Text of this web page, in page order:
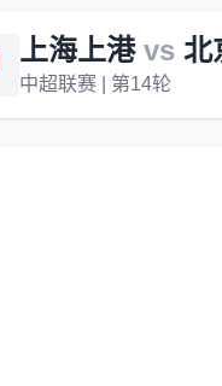
上海上港 vs 北
中超联赛 | 第14轮